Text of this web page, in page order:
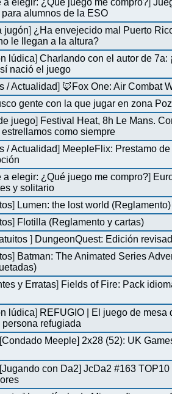
a elegir: ¿Qué juego me compro? ]
alumnos de la ESO
jugón] ¿Ha envejecido mal Puerto
le llegan a la altura?
lúdica]Charlando con el autor de 7a:
nació el juego
/ Actualidad] 🦊Fox One: Air Combat
gente con la que jugar en zona
juego] Festival Heat, 8h Le Mans.
como siempre
/ Actualidad] MeepleFlix: Prestamo
a elegir: ¿Qué juego me compro?]
y solitario
] Lumen: the lost world (Reglamento)
] Flotilla (Reglamento y cartas)
] DungeonQuest: Edición
] Batman: The Animated Series
y Erratas] Fields of Fire: Pack
lúdica] REFUGIO | El juego de mesa
refugiada
[Condado Meeple] 2x28 (52): UK
[Jugando con Da2] JcDa2 #163